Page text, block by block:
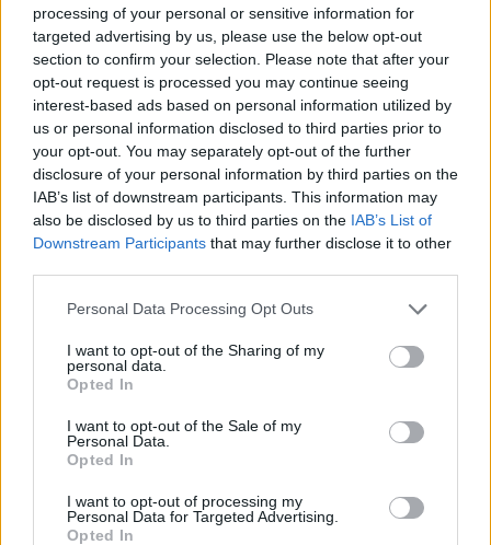
processing of your personal or sensitive information for
targeted advertising by us, please use the below opt-out
section to confirm your selection. Please note that after your
opt-out request is processed you may continue seeing
interest-based ads based on personal information utilized by
us or personal information disclosed to third parties prior to
your opt-out. You may separately opt-out of the further
disclosure of your personal information by third parties on the
IAB’s list of downstream participants. This information may
also be disclosed by us to third parties on the IAB’s List of
Downstream Participants that may further disclose it to other
Personal Data Processing Opt Outs
I want to opt-out of the Sharing of my
personal data.
Opted In
I want to opt-out of the Sale of my
Personal Data.
Opted In
I want to opt-out of processing my
Personal Data for Targeted Advertising.
Opted In
Δείτε αυτή τη δημοσίευση στο Instagram.